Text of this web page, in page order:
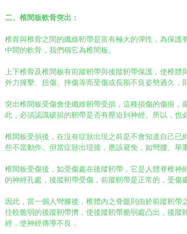
二、椎間板軟骨突出：
椎骨與椎骨之間的纖維靭帶是富有極大的彈性，為保護
中間的軟骨，我們稱它為椎間板。
上下椎骨及椎間板有前蹤靭帶與後蹤靭帶保護，使椎體
外力撞擊、扭傷、摔傷等而受傷或長期不良姿勢過久，
突出椎間板受傷會使纖維靭帶受損，這種損傷的傷痕，
此，必須認識破損的靭帶是否有壓迫到神經。所以，也
椎間板受損後，在沒有症狀出現之前是不會知道自己已
些不當動作。但當症狀出現後，應該避免，如彎腰、舉
椎間板受傷後，如受傷處在後蹤靭帶，它是人體脊椎神
的神經孔處，後蹤靭帶受傷，前蹤靭帶是正常的，受傷
因此，當一個人彎腰後，椎體內之脊髓則由於前蹤靭帶
往較脆弱的後蹤靭帶擠，使後蹤靭帶脆弱處凸出，後蹤
經，使神經傳導不良，